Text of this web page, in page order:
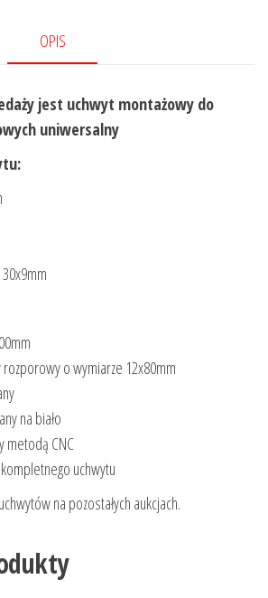
OPIS
jest uchwyt montażowy do
uniwersalny
rozporowy o wymiarze 12x80mm
na biało
metodą CNC
uchwytu
na pozostałych aukcjach.